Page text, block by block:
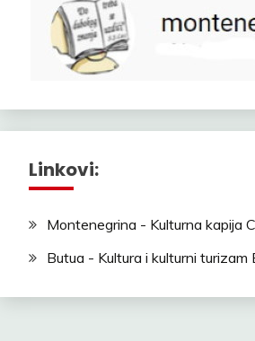
Linkovi:
Montenegrina - Kulturna kapija
Butua - Kultura i kulturni turizam